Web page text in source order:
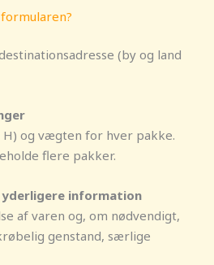
(by og land
H) og vægten for hver pakke.
flere pakker.
yderligere information
af varen og, om nødvendigt,
genstand, særlige